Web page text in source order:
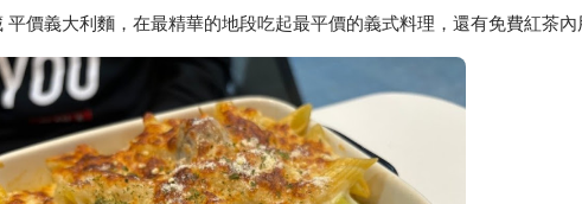
平價義大利麵，在最精華的地段吃起最平價的義式料理，還有免費紅茶內